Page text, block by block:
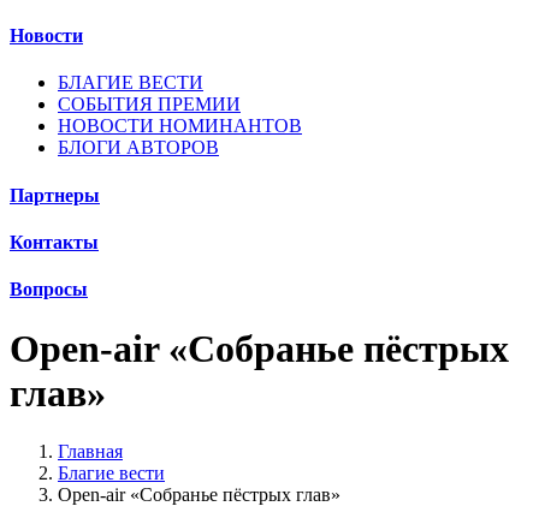
Новости
БЛАГИЕ ВЕСТИ
СОБЫТИЯ ПРЕМИИ
НОВОСТИ НОМИНАНТОВ
БЛОГИ АВТОРОВ
Партнеры
Контакты
Вопросы
Open-air «Собранье пёстрых
глав»
Главная
Благие вести
Open-air «Собранье пёстрых глав»